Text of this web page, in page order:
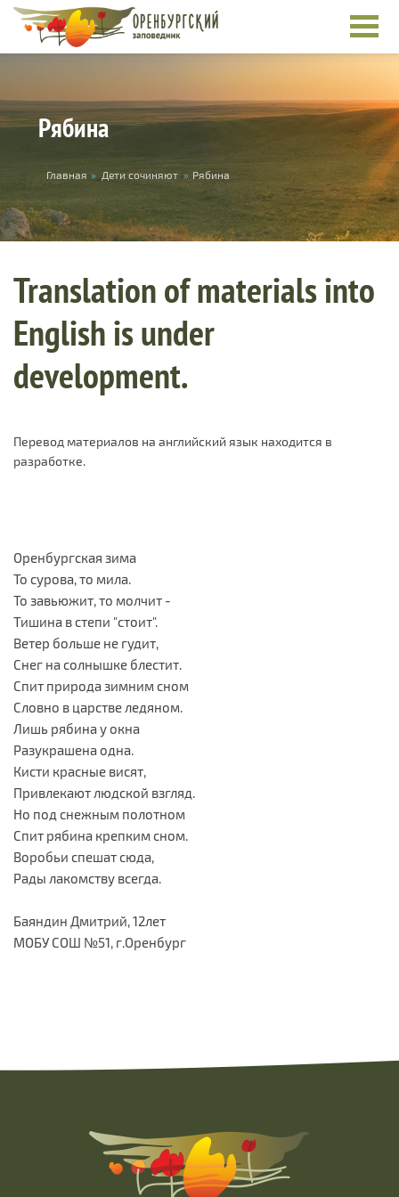
Skip to main content
Рябина
You are here
Главная » Дети сочиняют » Рябина
Translation of materials into
English is under
development.
Перевод материалов на английский язык находится в
разработке.
Оренбургская зима
То сурова, то мила.
То завьюжит, то молчит -
Тишина в степи "стоит".
Ветер больше не гудит,
Снег на солнышке блестит.
Спит природа зимним сном
Словно в царстве ледяном.
Лишь рябина у окна
Разукрашена одна.
Кисти красные висят,
Привлекают людской взгляд.
Но под снежным полотном
Спит рябина крепким сном.
Воробьи спешат сюда,
Рады лакомству всегда.
Баяндин Дмитрий, 12лет
МОБУ СОШ №51, г.Оренбург